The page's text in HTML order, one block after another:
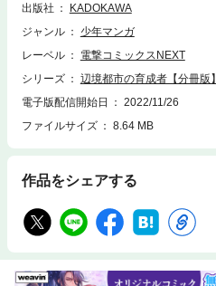
出版社
KADOKAWA
ジャンル
少年マンガ
レーベル
電撃コミックスNEXT
シリーズ
辺境都市の育成者【分冊版】
電子版配信開始日
2022/11/26
ファイルサイズ
8.64 MB
作品をシェアする